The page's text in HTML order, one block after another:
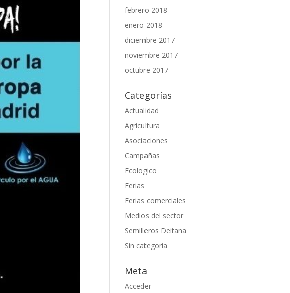
febrero 2018
enero 2018
diciembre 2017
noviembre 2017
octubre 2017
Categorías
Actualidad
Agricultura
Asociaciones
Campañas
Ecologico
Ferias
Ferias comerciales
Medios del sector
Semilleros Deitana
Sin categoría
Meta
Acceder